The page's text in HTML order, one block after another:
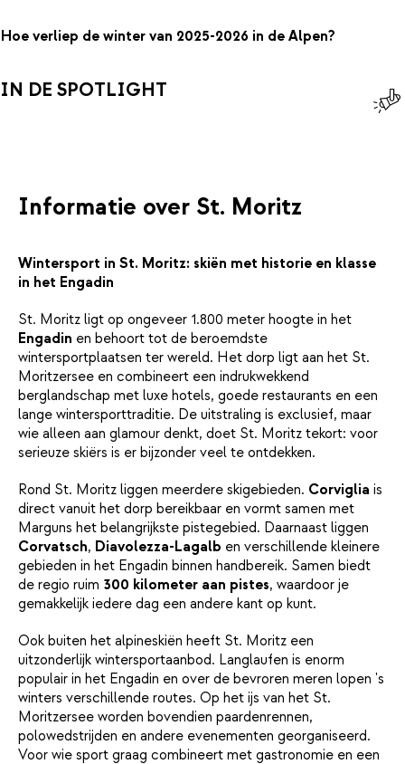
Hoe verliep de winter van 2025-2026 in de Alpen?
IN DE SPOTLIGHT
Informatie over St. Moritz
Wintersport in St. Moritz: skiën met historie en klasse
in het Engadin
St. Moritz ligt op ongeveer 1.800 meter hoogte in het
Engadin en behoort tot de beroemdste
wintersportplaatsen ter wereld. Het dorp ligt aan het St.
Moritzersee en combineert een indrukwekkend
berglandschap met luxe hotels, goede restaurants en een
lange wintersporttraditie. De uitstraling is exclusief, maar
wie alleen aan glamour denkt, doet St. Moritz tekort: voor
serieuze skiërs is er bijzonder veel te ontdekken.
Rond St. Moritz liggen meerdere skigebieden. Corviglia is
direct vanuit het dorp bereikbaar en vormt samen met
Marguns het belangrijkste pistegebied. Daarnaast liggen
Corvatsch, Diavolezza-Lagalb en verschillende kleinere
gebieden in het Engadin binnen handbereik. Samen biedt
de regio ruim 300 kilometer aan pistes, waardoor je
gemakkelijk iedere dag een andere kant op kunt.
Ook buiten het alpineskiën heeft St. Moritz een
uitzonderlijk wintersportaanbod. Langlaufen is enorm
populair in het Engadin en over de bevroren meren lopen 's
winters verschillende routes. Op het ijs van het St.
Moritzersee worden bovendien paardenrennen,
polowedstrijden en andere evenementen georganiseerd.
Voor wie sport graag combineert met gastronomie en een